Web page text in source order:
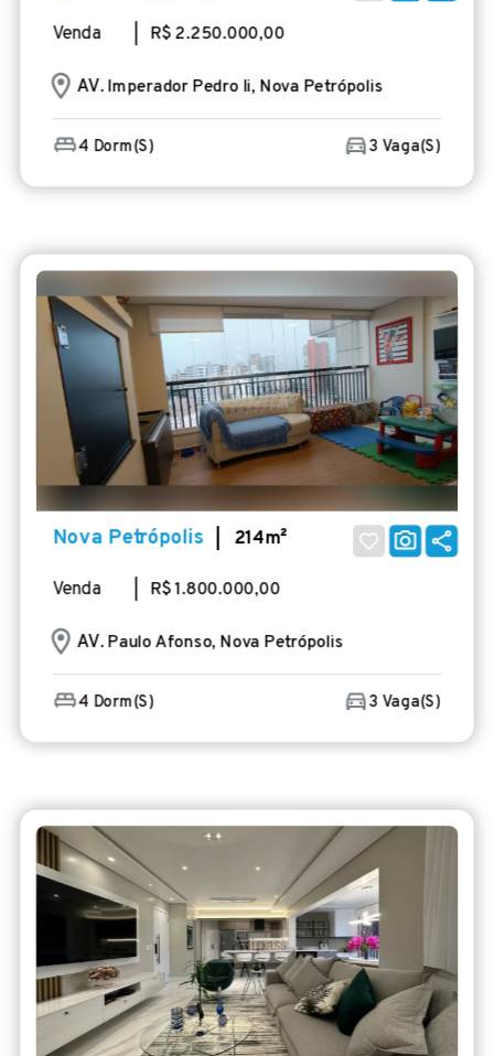
Venda | R$ 2.250.000,00
AV. Imperador Pedro Ii, Nova Petrópolis
4 Dorm(s) 3 Vaga(s)
Nova Petrópolis| 214m²
Venda | R$ 1.800.000,00
AV. Paulo Afonso, Nova Petrópolis
4 Dorm(s) 3 Vaga(s)